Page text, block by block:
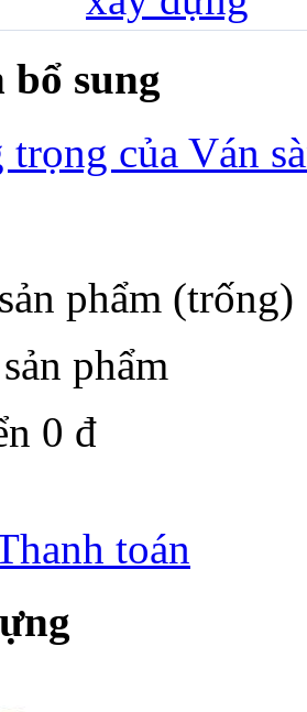
sung
trọng của Ván
sản phẩm (trống)
phẩm
0 đ
toán